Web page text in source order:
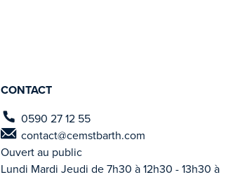
CONTACT
0590 27 12 55
contact@cemstbarth.com
Ouvert au public
Lundi Mardi Jeudi de 7h30 à 12h30 - 13h30 à